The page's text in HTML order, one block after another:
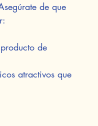
de que
de
atractivos que